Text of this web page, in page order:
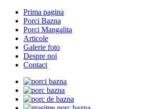
Prima pagina
Porci Bazna
Porci Mangalita
Articole
Galerie foto
Despre noi
Contact